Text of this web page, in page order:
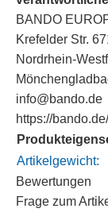
BANDO
Krefelder Str.
Nordrhein-
info@bando.de
https://bando.de/
Artikelgewicht:
Bewertungen
Frage zum